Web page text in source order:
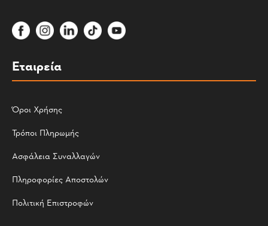
Εταιρεία
Όροι Χρήσης
Τρόποι Πληρωμής
Ασφάλεια Συναλλαγών
Πληροφορίες Αποστολών
Πολιτική Επιστροφών